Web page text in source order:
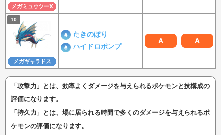
メガミュウツーX
メガギャラドス
たきのぼり
ハイドロポンプ
A A
「攻撃力」とは、効率よくダメージを与えられるポケモンと技構成の
評価になります。
「持久力」とは、場に居られる時間で多くのダメージを与えられるポ
ケモンの評価になります。